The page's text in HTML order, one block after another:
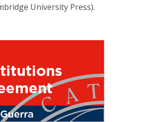
University Press).